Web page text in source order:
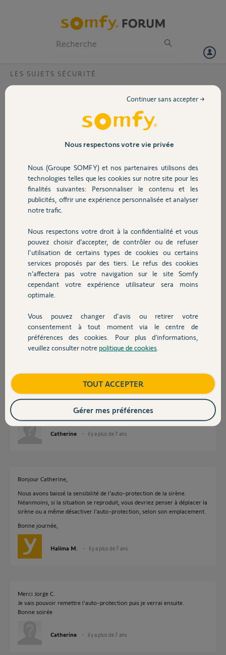
Volet
Sécurité
Domotique
Chauffage
Autres produits
Devis avec un pro
Contact
LES SUJETS SÉCURITÉ
La sirène se déclenche à chaque passage des tracteurs et des motos
ce qui provoquent des vibrations.
J'ai vu que vous pouviez baisser la sensibilité.
j'attends votre réponse pour savoir si je peux vous donner l'adresse
Catherine
Catherine
il y a plus de 7 ans
Réponses
Bonjour
attendez son passage.
Jean-Luc B. il y a plus de 7 ans
Je vous donne l'adresse MAC du link qui est:
BU011100A0CA.
Bonne fin de journée en attendant.
Catherine il y a plus de 7 ans
Bonjour Catherine,
Nous avons baissé la sensibilité de l'auto-protection de la sirène.
Néanmoins, si la situation se reproduit, vous devriez penser à déplacer la
sirène ou a même désactiver l'auto-protection, selon son emplacement.
Bonne journée,
Halima M. il y a plus de 7 ans
Merci Jorge C.
Je vais pouvoir remettre l'auto-protection puis je verrai ensuite.
Bonne soirée
Catherine il y a plus de 7 ans
Nous respectons votre vie privée
Nous (Groupe SOMFY) et nos partenaires utilisons des
technologies telles que les cookies sur notre site pour les
finalités suivantes: Personnaliser le contenu et les
publicités, offrir une expérience personnalisée et analyser
notre trafic.
Nous respectons votre droit à la confidentialité et vous
pouvez choisir d’accepter, de contrôler ou de refuser
l'utilisation de certains types de cookies ou certains
services proposés par des tiers. Le refus des cookies
n’affectera pas votre navigation sur le site Somfy
cependant votre expérience utilisateur sera moins
optimale.
Vous pouvez changer d'avis ou retirer votre
consentement à tout moment via le centre de
préférences des cookies. Pour plus d’informations,
veuillez consulter notre politique de cookies
Continuer sans accepter →
TOUT ACCEPTER
Gérer mes préférences